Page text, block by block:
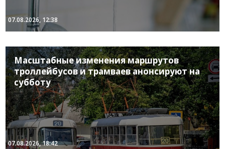
07.08.2026, 12:38
Масштабные изменения маршрутов
троллейбусов и трамваев анонсируют на
субботу
07.08.2026, 18:42